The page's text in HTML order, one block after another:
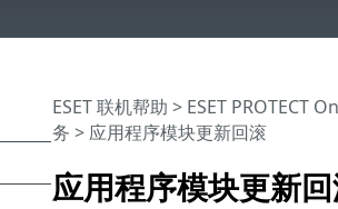
应用程序模块更新
ESET 联机帮助 > ESET PROTECT
务 > 应用程序模块更新回滚